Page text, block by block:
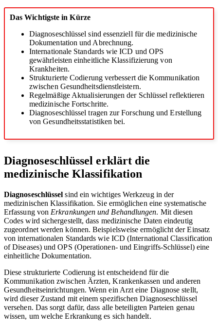
Das Wichtigste in Kürze
Diagnoseschlüssel sind essenziell für die medizinische
Dokumentation und Abrechnung.
Internationale Standards wie ICD und OPS
gewährleisten einheitliche Klassifizierung von
Krankheiten.
Strukturierte Codierung verbessert die Kommunikation
zwischen Gesundheitsdienstleistern.
Regelmäßige Aktualisierungen der Schlüssel reflektieren
medizinische Fortschritte.
Diagnoseschlüssel tragen zur Forschung und Erstellung
von Gesundheitsstatistiken bei.
Diagnoseschlüssel erklärt die
medizinische Klassifikation
Diagnoseschlüssel sind ein wichtiges Werkzeug in der
medizinischen Klassifikation. Sie ermöglichen eine systematische
Erfassung von Erkrankungen und Behandlungen. Mit diesen
Codes wird sichergestellt, dass medizinische Daten eindeutig
zugeordnet werden können. Beispielsweise ermöglicht der Einsatz
von internationalen Standards wie ICD (International Classification
of Diseases) und OPS (Operationen- und Eingriffs-Schlüssel) eine
einheitliche Dokumentation.
Diese strukturierte Codierung ist entscheidend für die
Kommunikation zwischen Ärzten, Krankenkassen und anderen
Gesundheitseinrichtungen. Wenn ein Arzt eine Diagnose stellt,
wird dieser Zustand mit einem spezifischen Diagnoseschlüssel
versehen. Das sorgt dafür, dass alle beteiligten Parteien genau
wissen, um welche Erkrankung es sich handelt.